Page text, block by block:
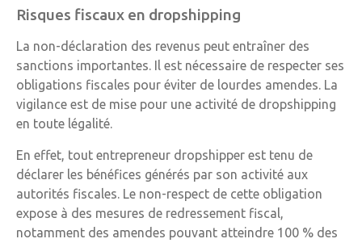
Risques fiscaux en dropshipping
La non-déclaration des revenus peut entraîner des
sanctions importantes. Il est nécessaire de respecter ses
obligations fiscales pour éviter de lourdes amendes. La
vigilance est de mise pour une activité de dropshipping
en toute légalité.
En effet, tout entrepreneur dropshipper est tenu de
déclarer les bénéfices générés par son activité aux
autorités fiscales. Le non-respect de cette obligation
expose à des mesures de redressement fiscal,
notamment des amendes pouvant atteindre 100 % des